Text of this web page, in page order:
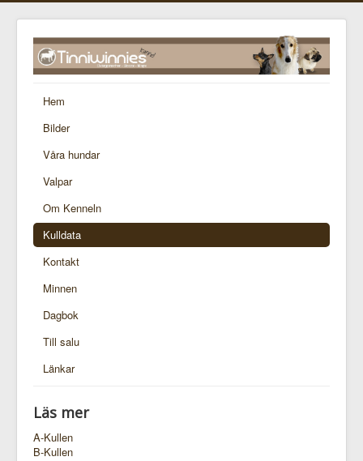
Hem
Bilder
Våra hundar
Valpar
Om Kenneln
Kulldata
Kontakt
Minnen
Dagbok
Till salu
Länkar
Läs mer
A-Kullen
B-Kullen